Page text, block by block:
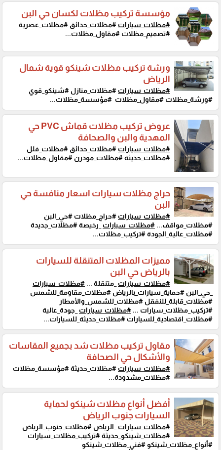
مؤسسة تركيب مظلات لكسان حي البن
#مظلات_سيارات #مظلات_حدائق #مظلات_عصرية
#تصميم_مظلات #مقاول_مظلات...
ورشة تركيب مظلات شينكو قوية شمال
الرياض
#مظلات_سيارات #مظلات_منازل #شينكو_قوي
#ورشة_مظلات #مقاول_مظلات #مؤسسة_مظلات...
عروض تركيب مظلات قماش PVC حي
المهدية والبن والصحافة
#مظلات_سيارات #مظلات_حدائق #مظلات_فلل
#مظلات_حديثة #مظلات_مودرن #مقاول_مظلات...
حراج مظلات سيارات اسعار منافسة حي
البن
#مظلات_سيارات #حراج_مظلات #حي_البن
#مظلات_مواقف... #مظلات_سيارات _رخيصة #مظلات_جديدة
#مظلات_عالية_الجودة #تركيب_مظلات...
مميزات المظلات المتنقلة للسيارات
بالرياض حي البن
#مظلات_سيارات _متنقلة ... #مظلات_سيارات
_حي_البن #حماية_سيارات_بالرياض #مظلات_مقاومة_للشمس
#مظلات_قابلة_للنفقل #مظلات_للشمس_والأمطار
#تركيب_مظلات_سيارات ... #مظلات_سيارات _جودة_عالية
#مظلات_اقتصادية_للسيارات #مظلات_حديثة_للسيارات...
مقاول تركيب مظلات شد بجميع المقاسات
والأشكال حي الصحافة
#مظلات_سيارات #مظلات_حديثة #مؤسسة_مظلات
#مظلات_مشدودة...
أفضل أنواع مظلات شينكو لحماية
السيارات جنوب الرياض
#مظلات_سيارات _الرياض #مظلات_جنوب_الرياض
#مظلات_شينكو_حديثة #تركيب_مظلات_سيارات
#أنواع_مظلات_شينكو #فني_مظلات_شينكو